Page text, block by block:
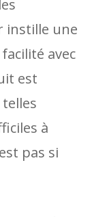
instille une
avec
est
à
pas si